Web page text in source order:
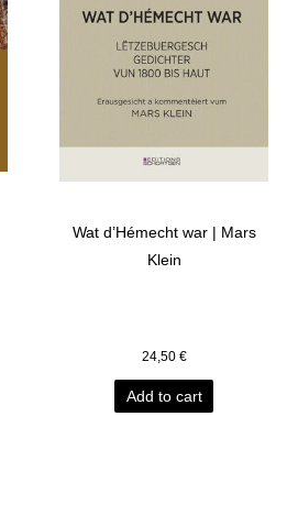
Wat d’Hémecht war | Mars
Klein
24,50 €
Add to cart